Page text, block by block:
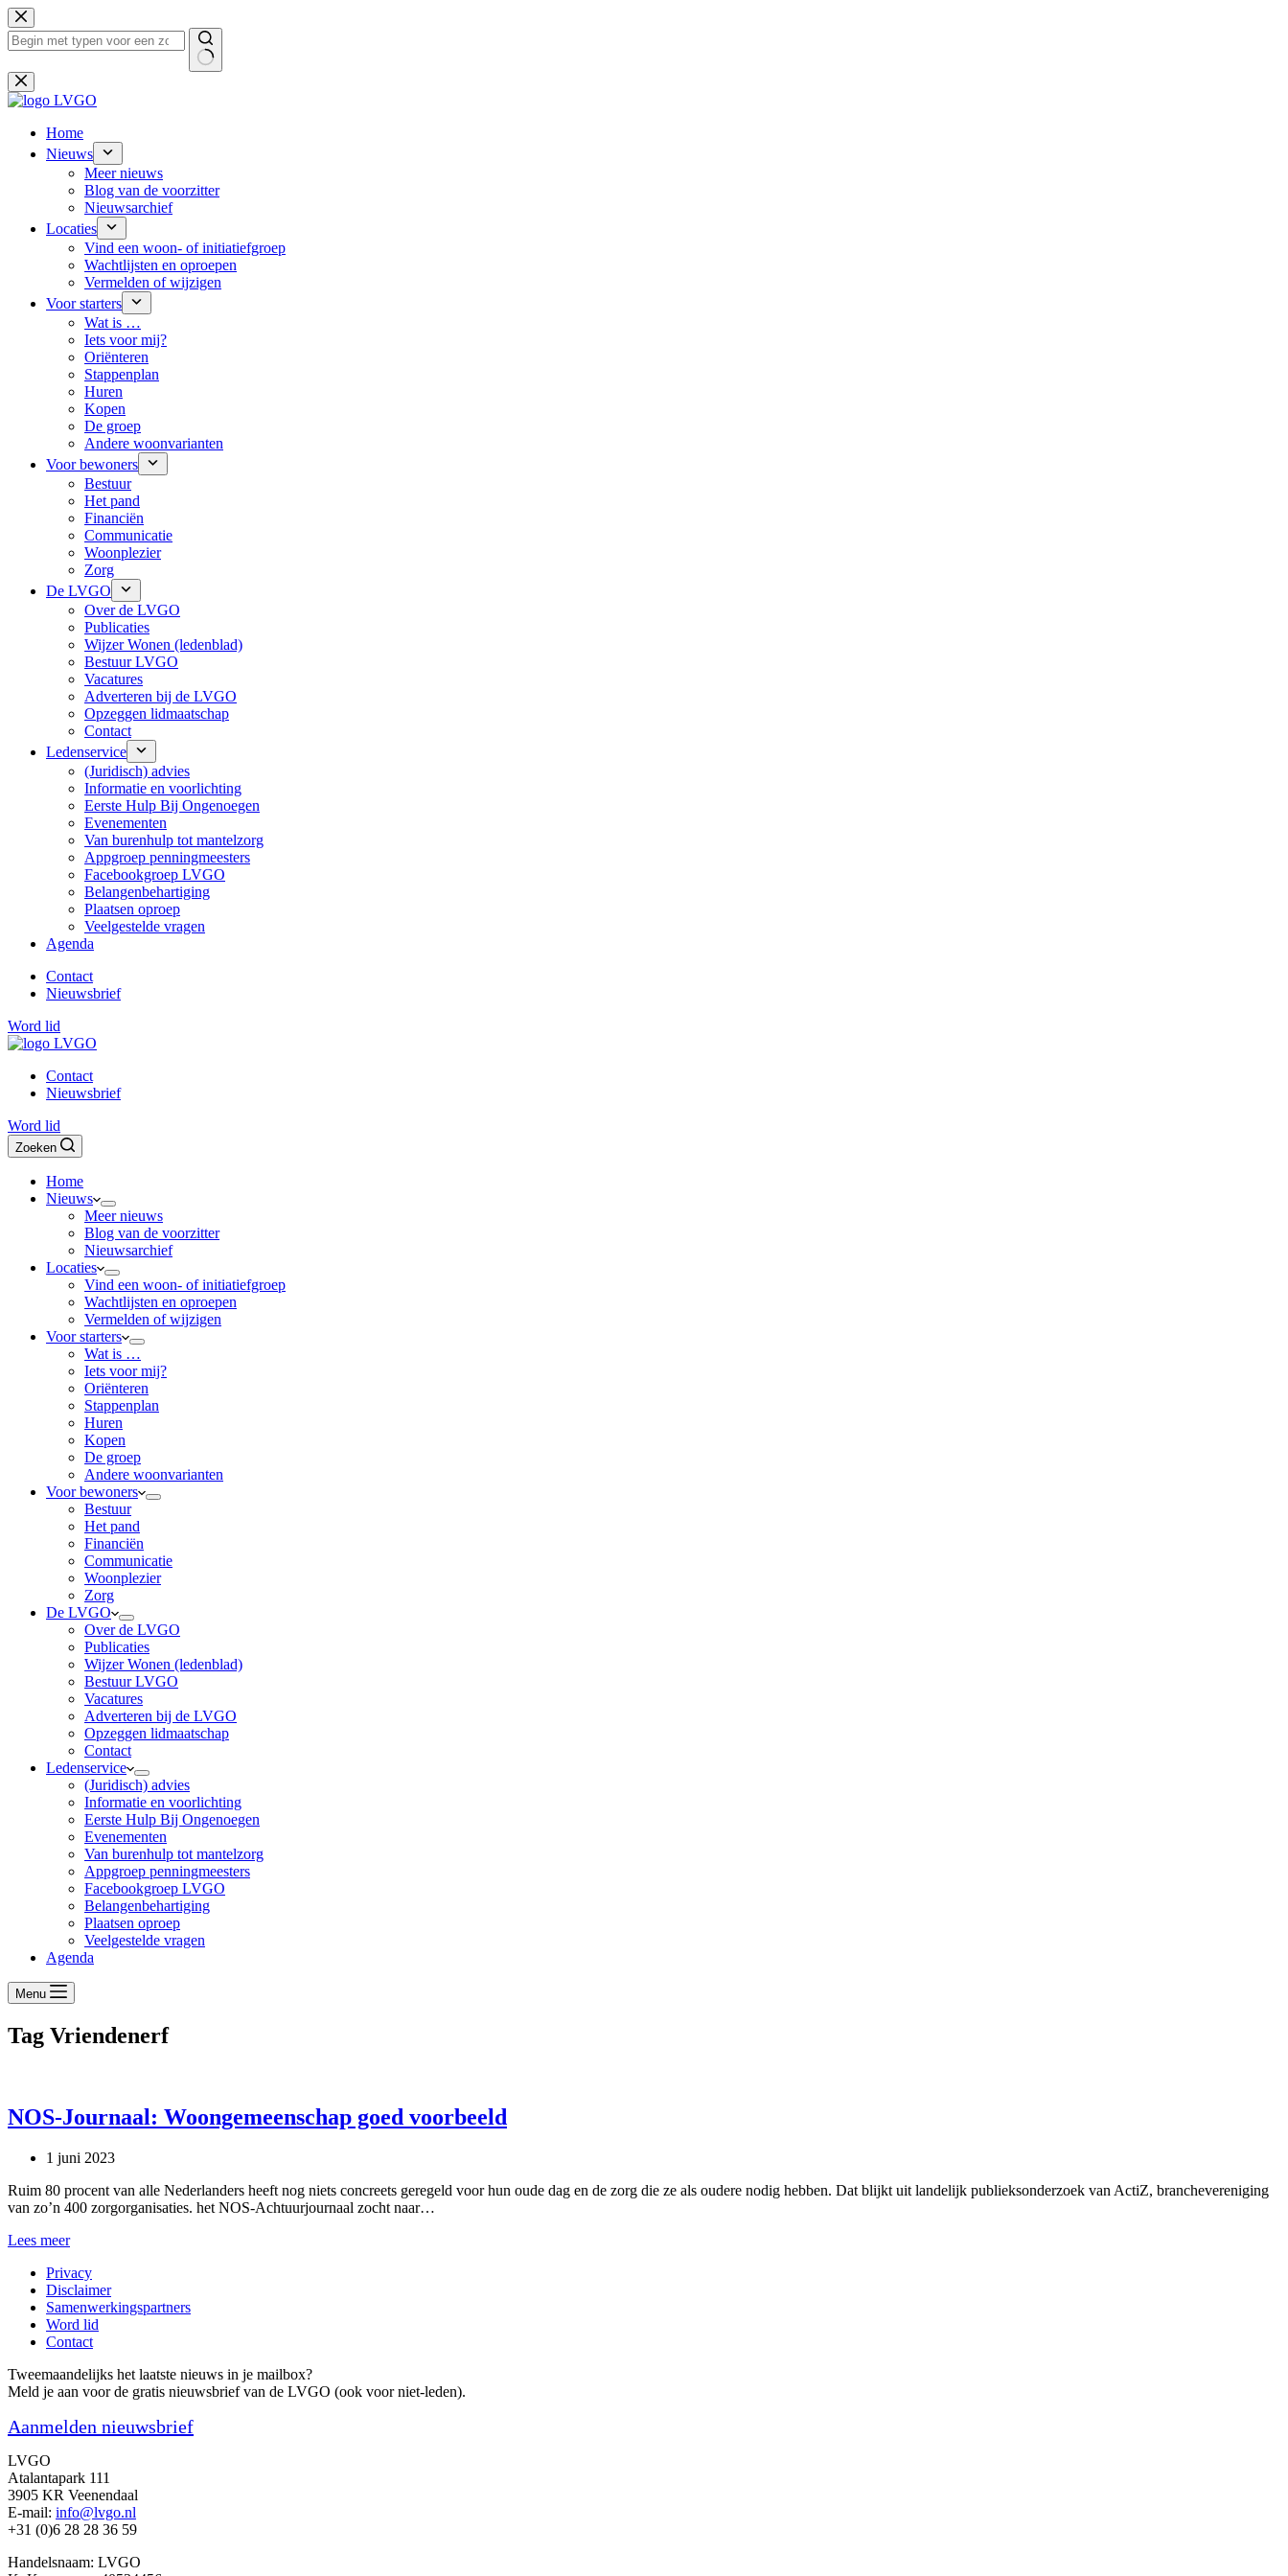
Ga
naar
de
Geen
resultaten
Home
Nieuws
Meer nieuws
Blog van de voorzitter
Nieuwsarchief
Locaties
Vind een woon- of initiatiefgroep
Wachtlijsten en oproepen
Vermelden of wijzigen
Voor starters
Wat is …
Iets voor mij?
Oriënteren
Stappenplan
Huren
Kopen
De groep
Andere woonvarianten
Voor bewoners
Bestuur
Het pand
Financiën
Communicatie
Woonplezier
Zorg
De LVGO
Over de LVGO
Publicaties
Wijzer Wonen (ledenblad)
Bestuur LVGO
Vacatures
Adverteren bij de LVGO
Opzeggen lidmaatschap
Contact
Ledenservice
(Juridisch) advies
Informatie en voorlichting
Eerste Hulp Bij Ongenoegen
Evenementen
Van burenhulp tot mantelzorg
Appgroep penningmeesters
Facebookgroep LVGO
Belangenbehartiging
Plaatsen oproep
Veelgestelde vragen
Agenda
Contact
Nieuwsbrief
Word lid
Contact
Nieuwsbrief
Word lid
Zoeken
Home
Nieuws
Meer nieuws
Blog van de voorzitter
Nieuwsarchief
Locaties
Vind een woon- of initiatiefgroep
Wachtlijsten en oproepen
Vermelden of wijzigen
Voor starters
Wat is …
Iets voor mij?
Oriënteren
Stappenplan
Huren
Kopen
De groep
Andere woonvarianten
Voor bewoners
Bestuur
Het pand
Financiën
Communicatie
Woonplezier
Zorg
De LVGO
Over de LVGO
Publicaties
Wijzer Wonen (ledenblad)
Bestuur LVGO
Vacatures
Adverteren bij de LVGO
Opzeggen lidmaatschap
Contact
Ledenservice
(Juridisch) advies
Informatie en voorlichting
Eerste Hulp Bij Ongenoegen
Evenementen
Van burenhulp tot mantelzorg
Appgroep penningmeesters
Facebookgroep LVGO
Belangenbehartiging
Plaatsen oproep
Veelgestelde vragen
Agenda
Menu
Tag Vriendenerf
NOS-Journaal: Woongemeenschap goed voorbeeld
1 juni 2023
Ruim 80 procent van alle Nederlanders heeft nog niets concreets geregeld voor hun oude dag en de zorg die ze als oudere nodig hebben. Dat blijkt uit landelijk publieksonderzoek van ActiZ, branchevereniging
van zo’n 400 zorgorganisaties. het NOS-Achtuurjournaal zocht naar…
Lees meerNOS-
Woongemeenschap
goed
voorbeeld
Privacy
Disclaimer
Samenwerkingspartners
Word lid
Contact
Tweemaandelijks het laatste nieuws in je mailbox?
Meld je aan voor de gratis nieuwsbrief van de LVGO (ook voor niet-leden).
Aanmelden nieuwsbrief
LVGO
Atalantapark 111
3905 KR Veenendaal
E-mail: info@lvgo.nl
+31 (0)6 28 28 36 59
Handelsnaam: LVGO